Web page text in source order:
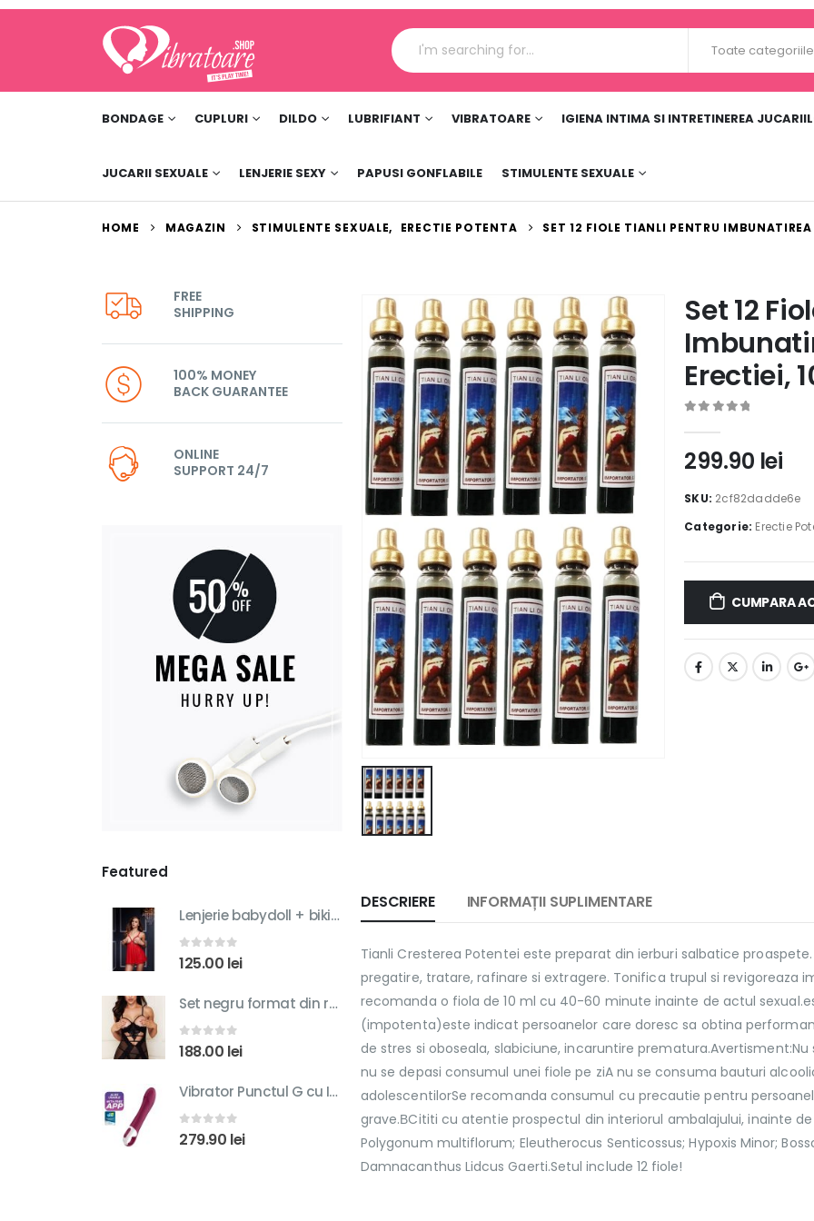
Toate categoriile
BONDAGE CUPLURI DILDO LUBRIFIANT VIBRATOARE IGIENA INTIMA SI INTRETINEREA
JUCARII SEXUALE LENJERIE SEXY PAPUSI GONFLABILE STIMULENTE SEXUALE
HOME MAGAZIN STIMULENTE SEXUALE, ERECTIE POTENTA SET 12 FIOLE TIANLI PENTRU
Set 12
Erectiei,
299.90 lei
SKU: 2cf82dadde6e
Categorie: Erectie
CUMPARA
DESCRIERE INFORMAȚII SUPLIMENTARE
Tianli Cresterea Potentei este preparat din ierburi salbatice
pregatire, tratare, rafinare si extragere. Tonifica trupul si revigoreaza
recomanda o fiola de 10 ml cu 40-60 minute inainte de actul
(impotenta)este indicat persoanelor care doresc sa obtina
de stres si oboseala, slabiciune, incaruntire
nu se depasi consumul unei fiole pe ziA nu se consuma bauturi
adolescentilorSe recomanda consumul cu precautie pentru
grave.ВCititi cu atentie prospectul din interiorul ambalajului, inainte
Polygonum multiflorum; Eleutherocus Senticossus; Hypoxis Minor;
Damnacanthus Lidcus Gaerti.Setul include 12 fiole!
FREE
SHIPPING
100% MONEY
BACK GUARANTEE
ONLINE
SUPPORT 24/7
Featured
Lenjerie babydoll + bikini asortati Red Sheer Babydoll w/ Open Cup Bra Panty O/S
0out of 5
125.00 lei
Set negru format din rochie cu sutien fara cupe si bikini asortati SHOW ME CHEMISE 3146 BLK - M/L
0out of 5
188.00 lei
Vibrator Punctul G cu Incalzire Big Heat Bluetooth Control Free App Silicon USB 22 cm
0out of 5
279.90 lei